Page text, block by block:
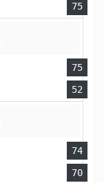
75
75
52
74
70